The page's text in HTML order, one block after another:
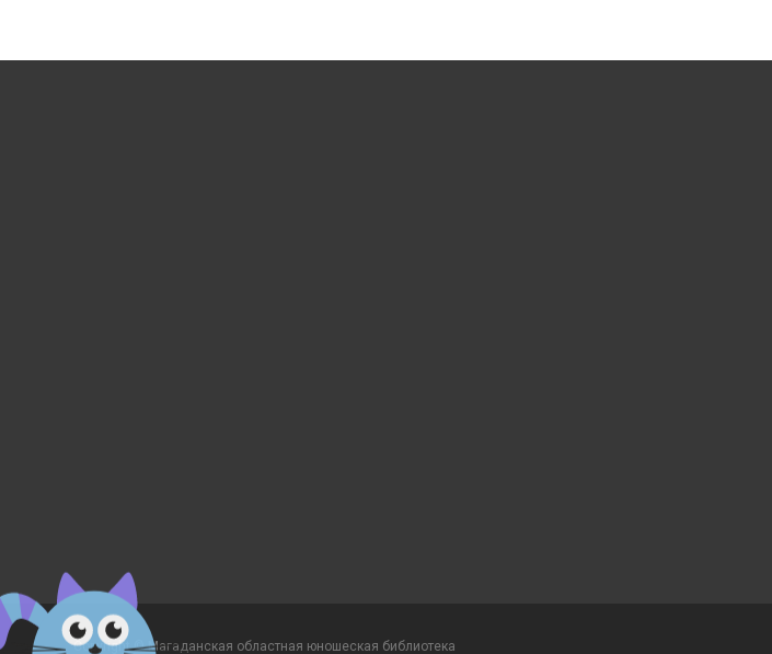
Copyright © Магаданская областная юношеская библиотека